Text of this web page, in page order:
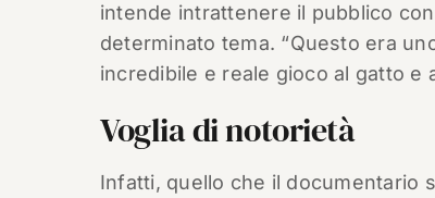
intende intrattenere il pubblico
determinato tema. “Questo era
incredibile e reale gioco al gatto e
Voglia di notorietà
Infatti, quello che il documentario